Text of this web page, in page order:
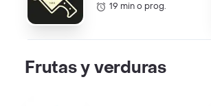
19 min o prog.
Frutas y verduras